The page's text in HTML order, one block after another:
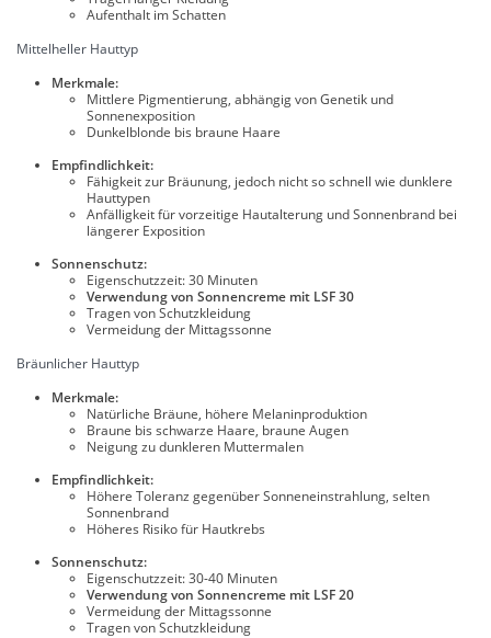
Aufenthalt im Schatten
Mittelheller Hauttyp
Merkmale:
Mittlere Pigmentierung, abhängig von Genetik und
Sonnenexposition
Dunkelblonde bis braune Haare
Empfindlichkeit:
Fähigkeit zur Bräunung, jedoch nicht so schnell wie dunklere
Hauttypen
Anfälligkeit für vorzeitige Hautalterung und Sonnenbrand bei
längerer Exposition
Sonnenschutz:
Eigenschutzzeit: 30 Minuten
Verwendung von Sonnencreme mit LSF 30
Tragen von Schutzkleidung
Vermeidung der Mittagssonne
Bräunlicher Hauttyp
Merkmale:
Natürliche Bräune, höhere Melaninproduktion
Braune bis schwarze Haare, braune Augen
Neigung zu dunkleren Muttermalen
Empfindlichkeit:
Höhere Toleranz gegenüber Sonneneinstrahlung, selten
Sonnenbrand
Höheres Risiko für Hautkrebs
Sonnenschutz:
Eigenschutzzeit: 30-40 Minuten
Verwendung von Sonnencreme mit LSF 20
Vermeidung der Mittagssonne
Tragen von Schutzkleidung